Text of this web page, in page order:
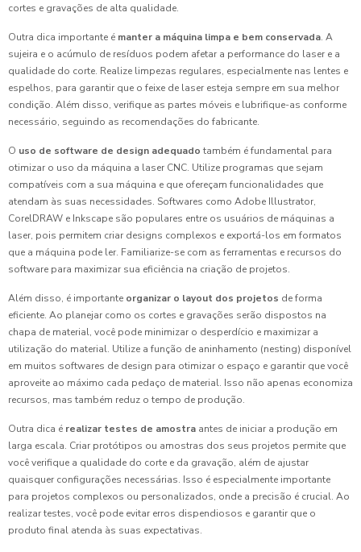
cortes e gravações de alta qualidade.
Outra dica importante é manter a máquina limpa e bem conservada. A
sujeira e o acúmulo de resíduos podem afetar a performance do laser e a
qualidade do corte. Realize limpezas regulares, especialmente nas lentes e
espelhos, para garantir que o feixe de laser esteja sempre em sua melhor
condição. Além disso, verifique as partes móveis e lubrifique-as conforme
necessário, seguindo as recomendações do fabricante.
O uso de software de design adequado também é fundamental para
otimizar o uso da máquina a laser CNC. Utilize programas que sejam
compatíveis com a sua máquina e que ofereçam funcionalidades que
atendam às suas necessidades. Softwares como Adobe Illustrator,
CorelDRAW e Inkscape são populares entre os usuários de máquinas a
laser, pois permitem criar designs complexos e exportá-los em formatos
que a máquina pode ler. Familiarize-se com as ferramentas e recursos do
software para maximizar sua eficiência na criação de projetos.
Além disso, é importante organizar o layout dos projetos de forma
eficiente. Ao planejar como os cortes e gravações serão dispostos na
chapa de material, você pode minimizar o desperdício e maximizar a
utilização do material. Utilize a função de aninhamento (nesting) disponível
em muitos softwares de design para otimizar o espaço e garantir que você
aproveite ao máximo cada pedaço de material. Isso não apenas economiza
recursos, mas também reduz o tempo de produção.
Outra dica é realizar testes de amostra antes de iniciar a produção em
larga escala. Criar protótipos ou amostras dos seus projetos permite que
você verifique a qualidade do corte e da gravação, além de ajustar
quaisquer configurações necessárias. Isso é especialmente importante
para projetos complexos ou personalizados, onde a precisão é crucial. Ao
realizar testes, você pode evitar erros dispendiosos e garantir que o
produto final atenda às suas expectativas.